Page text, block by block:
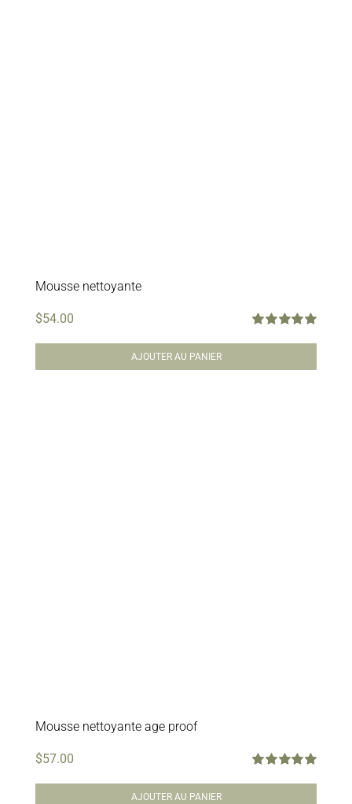
Mousse nettoyante
$54.00
AJOUTER AU PANIER
Mousse nettoyante age proof
$57.00
AJOUTER AU PANIER